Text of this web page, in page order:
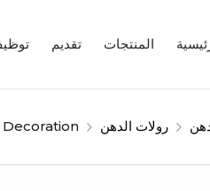
المنتجات تقديم
رولات الدهن Decoration